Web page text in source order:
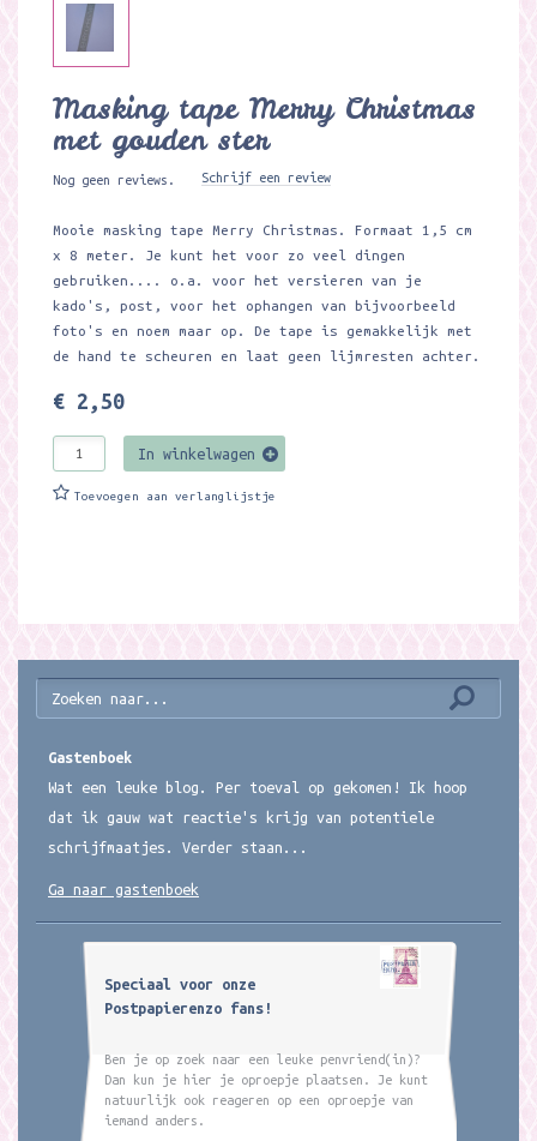
Masking tape Merry Christmas
met gouden ster
Nog geen reviews. Schrijf een review
Mooie masking tape Merry Christmas. Formaat 1,5 cm
x 8 meter. Je kunt het voor zo veel dingen
gebruiken.... o.a. voor het versieren van je
kado's, post, voor het ophangen van bijvoorbeeld
foto's en noem maar op. De tape is gemakkelijk met
de hand te scheuren en laat geen lijmresten achter.
€ 2,50
In winkelwagen
Toevoegen aan verlanglijstje
Gastenboek
Wat een leuke blog. Per toeval op gekomen! Ik hoop
dat ik gauw wat reactie's krijg van potentiele
schrijfmaatjes. Verder staan...
Ga naar gastenboek
Speciaal voor onze
Postpapierenzo fans!
Ben je op zoek naar een leuke penvriend(in)?
Dan kun je hier je oproepje plaatsen. Je kunt
natuurlijk ook reageren op een oproepje van
iemand anders.